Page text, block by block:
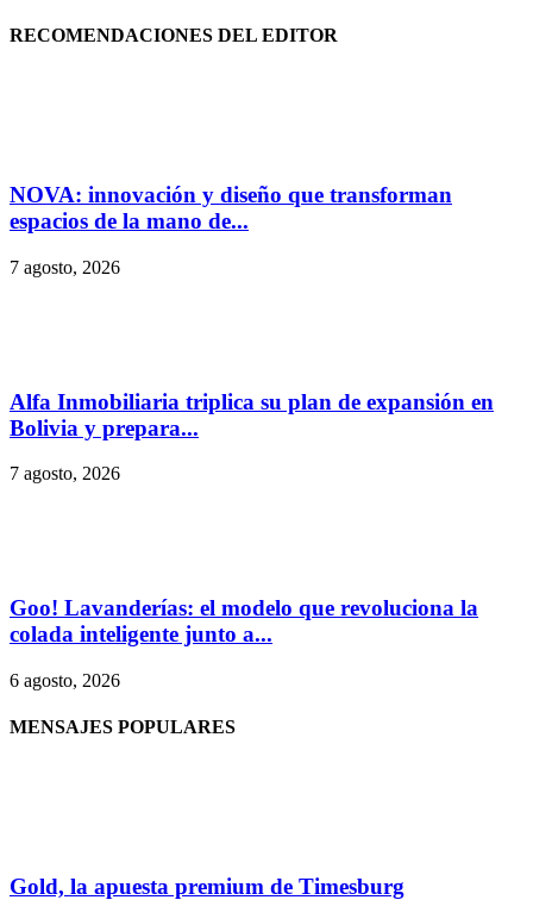
RECOMENDACIONES DEL EDITOR
NOVA: innovación y diseño que transforman
espacios de la mano de...
7 agosto, 2026
Alfa Inmobiliaria triplica su plan de expansión en
Bolivia y prepara...
7 agosto, 2026
Goo! Lavanderías: el modelo que revoluciona la
colada inteligente junto a...
6 agosto, 2026
MENSAJES POPULARES
Gold, la apuesta premium de Timesburg